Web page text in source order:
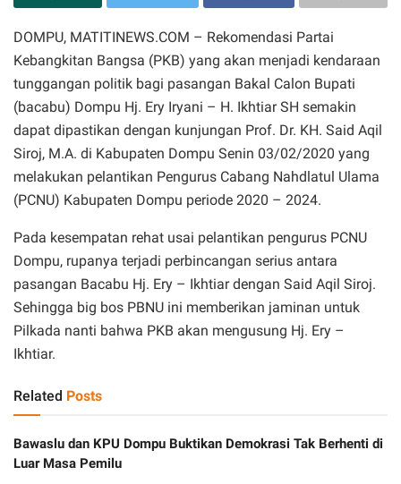
DOMPU, MATITINEWS.COM – Rekomendasi Partai
Kebangkitan Bangsa (PKB) yang akan menjadi kendaraan
tunggangan politik bagi pasangan Bakal Calon Bupati
(bacabu) Dompu Hj. Ery Iryani – H. Ikhtiar SH semakin
dapat dipastikan dengan kunjungan Prof. Dr. KH. Said Aqil
Siroj, M.A. di Kabupaten Dompu Senin 03/02/2020 yang
melakukan pelantikan Pengurus Cabang Nahdlatul Ulama
(PCNU) Kabupaten Dompu periode 2020 – 2024.
Pada kesempatan rehat usai pelantikan pengurus PCNU
Dompu, rupanya terjadi perbincangan serius antara
pasangan Bacabu Hj. Ery – Ikhtiar dengan Said Aqil Siroj.
Sehingga big bos PBNU ini memberikan jaminan untuk
Pilkada nanti bahwa PKB akan mengusung Hj. Ery –
Ikhtiar.
Related Posts
Bawaslu dan KPU Dompu Buktikan Demokrasi Tak Berhenti di
Luar Masa Pemilu